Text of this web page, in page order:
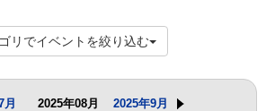
リでイベントを絞り込む
月 2025年08月 2025年9月